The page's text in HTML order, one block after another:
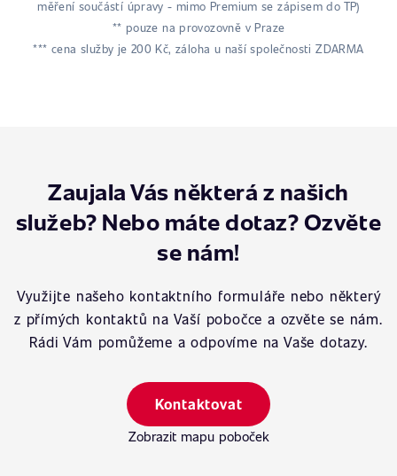
měření součástí úpravy - mimo Premium se zápisem do TP)
** pouze na provozovně v Praze
*** cena služby je 200 Kč, záloha u naší společnosti ZDARMA
Zaujala Vás některá z našich
služeb? Nebo máte dotaz? Ozvěte
se nám!
Využijte našeho kontaktního formuláře nebo některý
z přímých kontaktů na Vaší pobočce a ozvěte se nám.
Rádi Vám pomůžeme a odpovíme na Vaše dotazy.
Kontaktovat
Zobrazit mapu poboček